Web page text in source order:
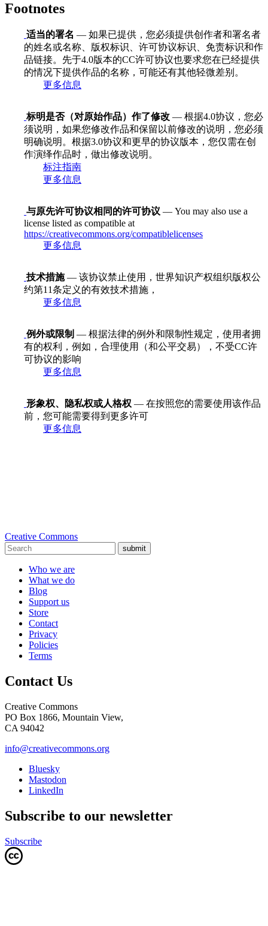
Footnotes
适当的署名 — 如果已提供，您必须提供创作者和署名者
的姓名或名称、版权标识、许可协议标识、免责标识和作
品链接。先于4.0版本的CC许可协议也要求您在已经提供
的情况下提供作品的名称，可能还有其他轻微差别。
更多信息
标明是否（对原始作品）作了修改 — 根据4.0协议，您必
须说明，如果您修改作品和保留以前修改的说明，您必须
明确说明。根据3.0协议和更早的协议版本，您仅需在创
作演绎作品时，做出修改说明。
标注指南
更多信息
与原先许可协议相同的许可协议 — You may also use a
license listed as compatible at
https://creativecommons.org/compatiblelicenses
更多信息
技术措施— 该协议禁止使用，世界知识产权组织版权公
约第11条定义的有效技术措施，
更多信息
例外或限制 — 根据法律的例外和限制性规定，使用者拥
有的权利，例如，合理使用（和公平交易），不受CC许
可协议的影响
更多信息
形象权、隐私权或人格权 — 在按照您的需要使用该作品
前，您可能需要得到更多许可
更多信息
Creative Commons
submit
Who we are
What we do
Blog
Support us
Store
Contact
Privacy
Policies
Terms
Contact Us
Creative Commons
PO Box 1866, Mountain View,
CA 94042
info@creativecommons.org
Bluesky
Mastodon
LinkedIn
Subscribe to our newsletter
Subscribe